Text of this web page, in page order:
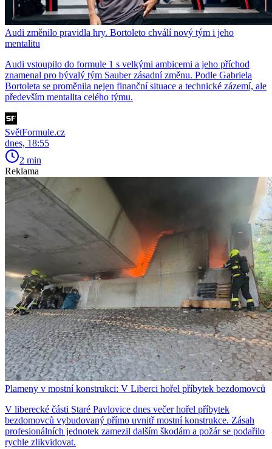
Audi změnilo pravidla hry. Bortoleto chválí nový tým i jeho
mentalitu
Audi vstoupilo do formule 1 s velkými ambicemi a jeho příchod
znamenal pro bývalý tým Sauber zásadní změnu. Podle Gabriela
Bortoleta se proměnila nejen finanční situace a technické zázemí, ale
především mentalita celého týmu.
SvětFormule.cz
dnes, 18:55
2 min
Reklama
Plameny v mostní konstrukci: V Liberci hořel příbytek bezdomovců
V liberecké části Staré Pavlovice dnes večer hořel příbytek
bezdomovců vybudovaný přímo uvnitř mostní konstrukce. Zásah
profesionálních jednotek zamezil dalším škodám a požár se podařilo
rychle zlikvidovat.